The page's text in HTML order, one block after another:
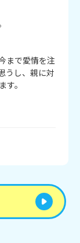
まで愛情を注
うし、親に対
。